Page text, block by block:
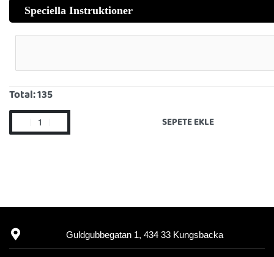
Speciella Instruktioner
Total:135
SEPETE EKLE
Guldgubbegatan 1, 434 33 Kungsbacka